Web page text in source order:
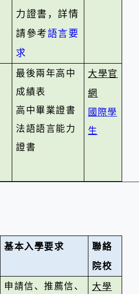
力證書，詳情
請參考語言要
求
最後兩年高中
成績表
高中畢業證書
法語語言能力
證書
大學官
網
國際學
生
基本入學要求 聯絡
院校
申請信、推薦信、
大學